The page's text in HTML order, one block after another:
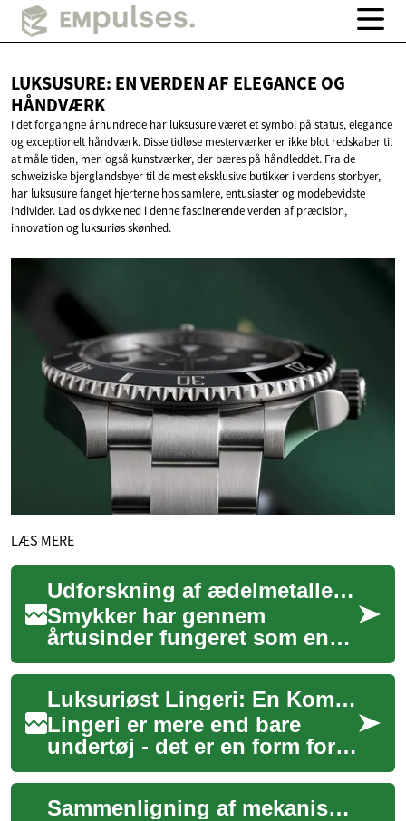
LUKSUSURE: EN VERDEN AF ELEGANCE OG
HÅNDVÆRK
I det forgangne århundrede har luksusure været et symbol på status, elegance
og exceptionelt håndværk. Disse tidløse mesterværker er ikke blot redskaber til
at måle tiden, men også kunstværker, der bæres på håndleddet. Fra de
schweiziske bjerglandsbyer til de mest eksklusive butikker i verdens storbyer,
har luksusure fanget hjerterne hos samlere, entusiaster og modebevidste
individer. Lad os dykke ned i denne fascinerende verden af præcision,
innovation og luksuriøs skønhed.
LÆS MERE
Udforskning af ædelmetaller og ædelstene
Smykker har gennem
årtusinder fungeret som en
dybt personlig form for
udtryk og udsmykning. Fra
de tidligste civilisa...
Luksuriøst Lingeri: En Komplet Guide til Elegant Undertøj
Lingeri er mere end bare
undertøj - det er en form for
selvudtryk og personlig
luksus, der kan få enhver
kvinde til a...
Sammenligning af mekaniske og kvartsbevægelser: fordele og begrænsninger